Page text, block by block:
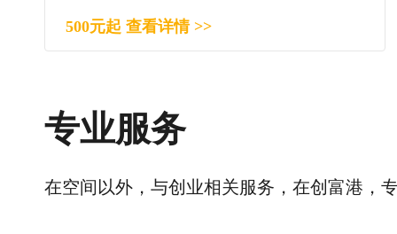
500元起 查看详情 >>
专业服务
在空间以外，与创业相关服务，在创富港，